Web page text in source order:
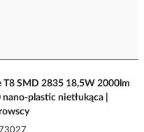
T8 SMD 2835 18,5W 2000lm
plastic nietłukąca |